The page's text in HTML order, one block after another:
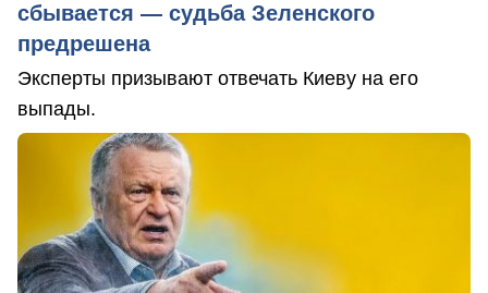
сбывается — судьба Зеленского
предрешена
Эксперты призывают отвечать Киеву на его
выпады.